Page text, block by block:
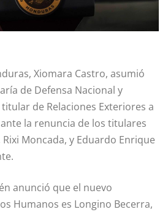
Xiomara Castro, asumió
de Defensa Nacional y
de Relaciones Exteriores a
ante la renuncia de los titulares
Moncada, y Eduardo Enrique
anunció que el nuevo
Humanos es Longino Becerra,